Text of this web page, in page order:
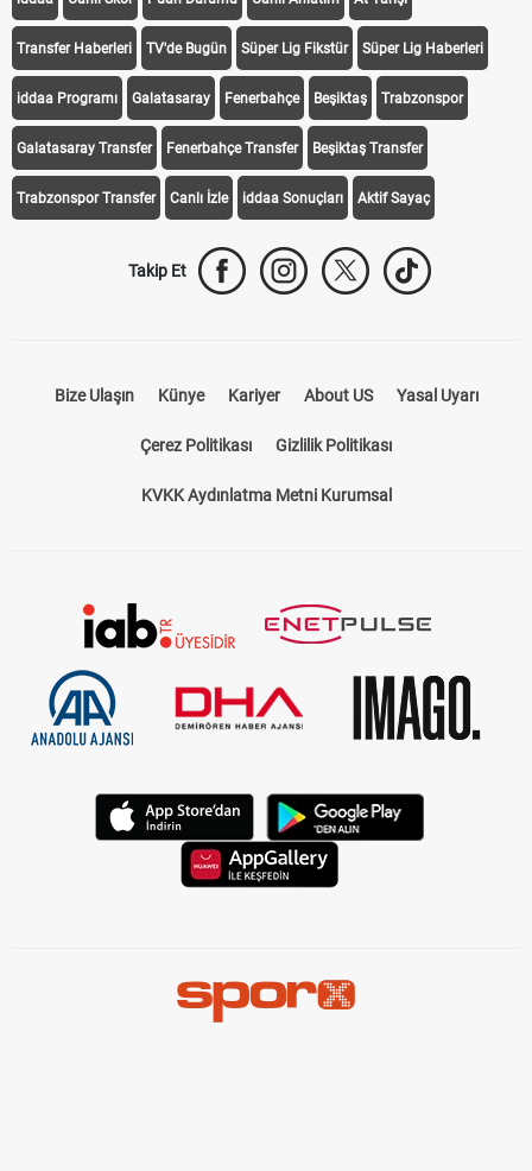
iddaa Canlı Skor Puan Durumu Canlı Anlatım At Yarışı
Transfer Haberleri TV'de Bugün Süper Lig Fikstür Süper Lig Haberleri
iddaa Programı Galatasaray Fenerbahçe Beşiktaş Trabzonspor
Galatasaray Transfer Fenerbahçe Transfer Beşiktaş Transfer
Trabzonspor Transfer Canlı İzle iddaa Sonuçları Aktif Sayaç